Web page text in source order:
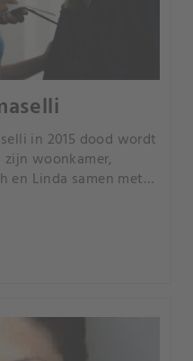
in 2015 dood wordt
woonkamer,
en Linda samen met